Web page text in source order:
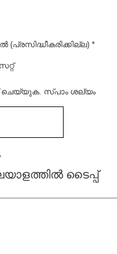
*
ചെയ്യുക. സ്പാം ശല്യം
ടൈപ്പ്